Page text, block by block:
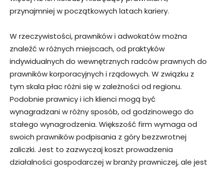
przynajmniej w początkowych latach kariery.
W rzeczywistości, prawników i adwokatów można
znaleźć w różnych miejscach, od praktyków
indywidualnych do wewnętrznych radców prawnych do
prawników korporacyjnych i rządowych. W związku z
tym skala płac różni się w zależności od regionu.
Podobnie prawnicy i ich klienci mogą być
wynagradzani w różny sposób, od godzinowego do
stałego wynagrodzenia. Większość firm wymaga od
swoich prawników podpisania z góry bezzwrotnej
zaliczki. Jest to zazwyczaj koszt prowadzenia
działalności gospodarczej w branży prawniczej, ale jest